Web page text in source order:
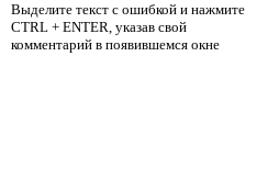
Выделите текст с ошибкой и нажмите
CTRL + ENTER, указав свой
комментарий в появившемся окне